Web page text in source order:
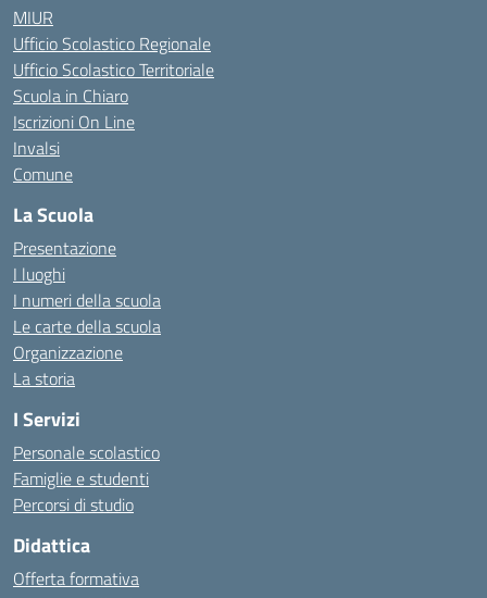
MIUR
Ufficio Scolastico Regionale
Ufficio Scolastico Territoriale
Scuola in Chiaro
Iscrizioni On Line
Invalsi
Comune
La Scuola
Presentazione
I luoghi
I numeri della scuola
Le carte della scuola
Organizzazione
La storia
I Servizi
Personale scolastico
Famiglie e studenti
Percorsi di studio
Didattica
Offerta formativa